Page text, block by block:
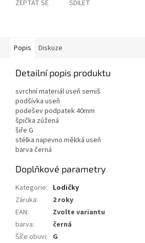
ZEPTAT SE SDÍLET
Popis Diskuze
Detailní popis produktu
svrchní materiál useň semiš
podšívka useň
podešev podpatek 40mm
špička zúžená
šiře G
stélka napevno měkká useň
barva černá
Doplňkové parametry
Kategorie: Lodičky
Záruka:
2 roky
EAN:
Zvolte variantu
barva:
černá
Šíře obuvi: G